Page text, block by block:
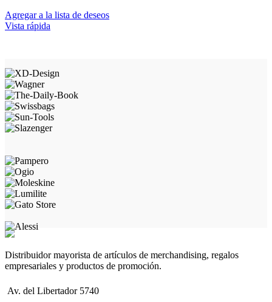
Agregar a la lista de deseos
Vista rápida
Distribuidor mayorista de artículos de merchandising, regalos
empresariales y productos de promoción.
Av. del Libertador 5740